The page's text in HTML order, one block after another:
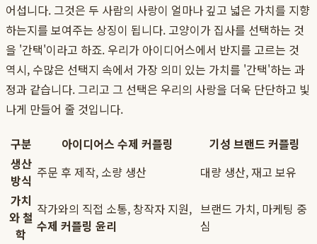
어섭니다. 그것은 두 사람의 사랑이 얼마나 깊고 넓은 가치를 지향
하는지를 보여주는 상징이 됩니다. 고양이가 집사를 선택하는 것
을 '간택'이라고 하죠. 우리가 아이디어스에서 반지를 고르는 것
역시, 수많은 선택지 속에서 가장 의미 있는 가치를 '간택'하는 과
정과 같습니다. 그리고 그 선택은 우리의 사랑을 더욱 단단하고 빛
나게 만들어 줄 것입니다.
구분 아이디어스 수제 커플링
기성 브랜드 커플링
생산
방식 주문 후 제작, 소량 생산
대량 생산, 재고 보유
가치
와 철
학
작가와의 직접 소통, 창작자 지원,
수제 커플링 윤리
브랜드 가치, 마케팅 중
심